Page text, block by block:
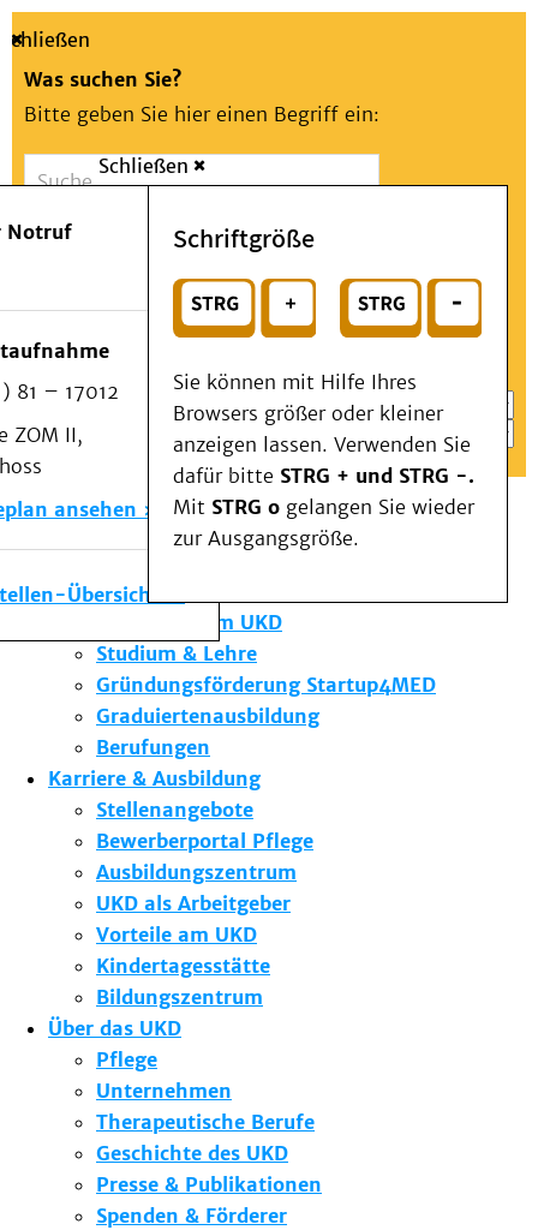
Suche
Schließen
Was suchen Sie?
Bitte geben Sie hier einen Begriff ein:
Suchen
oder
Wählen Sie ein Thema für Ihren Schnelleinstieg
Notfall
Schließen
Notruf
81 – 17012
ZOM II,
ansehen
Übersicht
Schriftgröße
Sie können mit Hilfe Ihres
Browsers größer oder kleiner
anzeigen lassen. Verwenden Sie
dafür bitte STRG + und STRG -.
Mit STRG o gelangen Sie wieder
zur Ausgangsgröße.
Menü
Patienten & Besucher
Kliniken/Institute/Zentren
Als Patient am UKD
Beratung und Unterstützung
Veranstaltungen
Kommunikation im Medizinwesen (KIM)
Notfall
Forschung & Lehre
Die Institute des UKD
Forschung am UKD
Studium & Lehre
Gründungsförderung Startup4MED
Graduiertenausbildung
Berufungen
Karriere & Ausbildung
Stellenangebote
Bewerberportal Pflege
Ausbildungszentrum
UKD als Arbeitgeber
Vorteile am UKD
Kindertagesstätte
Bildungszentrum
Über das UKD
Pflege
Unternehmen
Therapeutische Berufe
Geschichte des UKD
Presse & Publikationen
Spenden & Förderer